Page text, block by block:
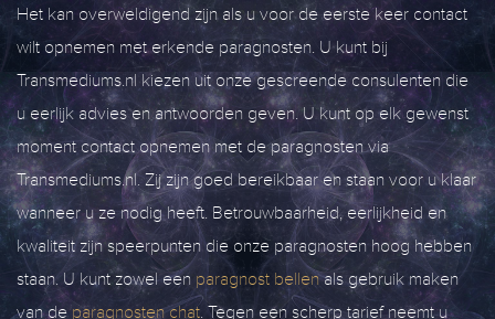
Het kan overweldigend zijn als u voor de eerste keer contact
wilt opnemen met erkende paragnosten. U kunt bij
Transmediums.nl kiezen uit onze gescreende consulenten die
u eerlijk advies en antwoorden geven. U kunt op elk gewenst
moment contact opnemen met de paragnosten via
Transmediums.nl. Zij zijn goed bereikbaar en staan voor u klaar
wanneer u ze nodig heeft. Betrouwbaarheid, eerlijkheid en
kwaliteit zijn speerpunten die onze paragnosten hoog hebben
staan. U kunt zowel een paragnost bellenals gebruik maken
van deparagnosten chat. Tegen een scherp tarief neemt u